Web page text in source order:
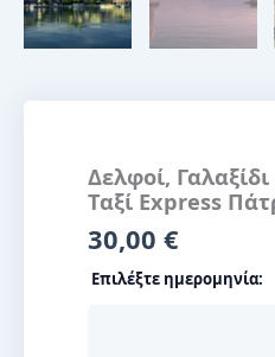
Δελφοί,
Ταξί Express
30,00 €
Επιλέξτε ημερομηνία: